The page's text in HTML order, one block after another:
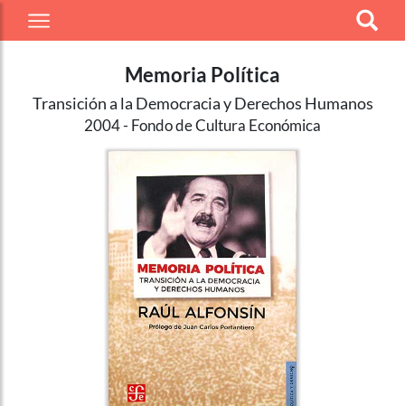
Memoria Política
Transición a la Democracia y Derechos Humanos
2004 Fondo de Cultura Económica